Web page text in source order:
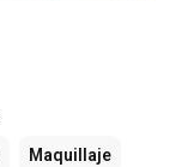
Maquillaje